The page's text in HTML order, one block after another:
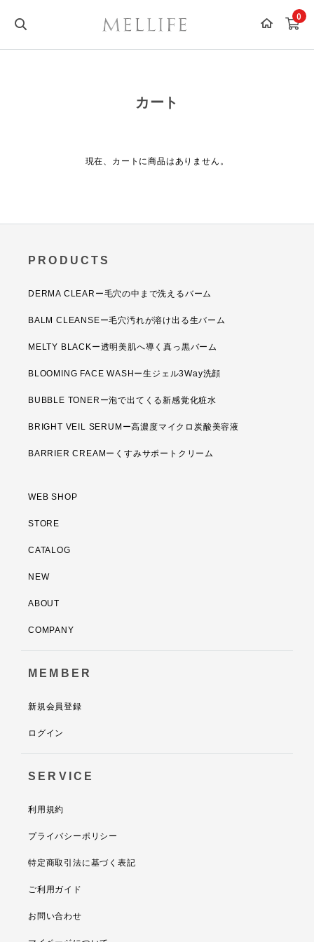
0
カート
現在、カートに商品はありません。
PRODUCTS
DERMA CLEARー毛穴の中まで洗えるバーム
BALM CLEANSEー毛穴汚れが溶け出る生バーム
MELTY BLACKー透明美肌へ導く真っ黒バーム
BLOOMING FACE WASHー生ジェル3Way洗顔
BUBBLE TONERー泡で出てくる新感覚化粧水
BRIGHT VEIL SERUMー高濃度マイクロ炭酸美容液
BARRIER CREAMーくすみサポートクリーム
WEB SHOP
STORE
CATALOG
NEW
ABOUT
COMPANY
MEMBER
新規会員登録
ログイン
SERVICE
利用規約
プライバシーポリシー
特定商取引法に基づく表記
ご利用ガイド
お問い合わせ